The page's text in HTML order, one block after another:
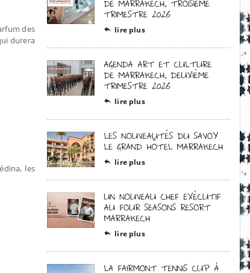
des
durera
les
 lire plus
 lire plus
 lire plus
 lire plus